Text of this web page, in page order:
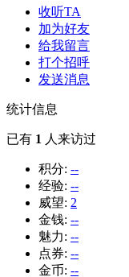
收听TA
加为好友
给我留言
打个招呼
发送消息
统计信息
已有 1 人来访过
积分: --
经验: --
威望: 2
金钱: --
魅力: --
点券: --
金币: --